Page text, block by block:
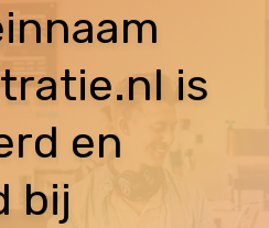
is
en
bij